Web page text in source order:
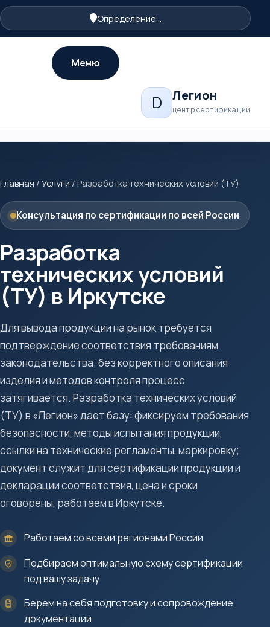
Определение...
D Легион
центр сертификации
Меню
Главная / Услуги / Разработка технических условий (ТУ)
Консультация по сертификации по всей России
Разработка
технических условий
(ТУ) в Иркутске
Для вывода продукции на рынок требуется
подтверждение соответствия требованиям
законодательства; без корректного описания
изделия и методов контроля процесс
затягивается. Разработка технических условий
(ТУ) в «Легион» дает базу: фиксируем требования
безопасности, методы испытания продукции,
ссылки на технические регламенты, маркировку;
документ служит для сертификации продукции и
декларации соответствия, цена и сроки
оговорены, работаем в Иркутске.
Работаем со всеми регионами России
Подбираем оптимальную схему сертификации
под вашу задачу
Берем на себя подготовку и сопровождение
документации